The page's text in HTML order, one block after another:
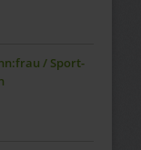
/ Sport-